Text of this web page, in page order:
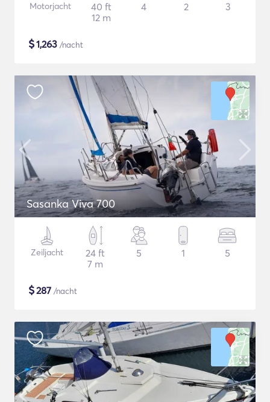
Motorjacht
40 ft
12 m
4 2 3
$1,263 /nacht
Sasanka Viva 700
Zeiljacht
24 ft
7 m
5 1 5
$287 /nacht